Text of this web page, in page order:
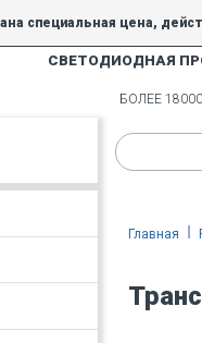
специальная цена,
цене, общие скидки
СВЕТОДИОДНАЯ
БОЛЕЕ
Главная